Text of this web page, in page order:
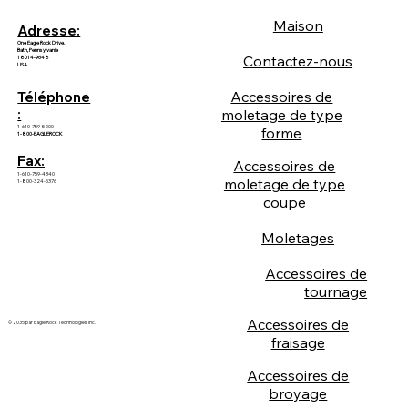
Adresse:
One Eagle Rock Drive.
Bath, Pennsylvanie
18014-9648
USA
Téléphone
:
1-610-759-5200
1-800-EAGLEROCK
Fax:
1-610-759-4340
1-800-324-5376
© 2035 par Eagle Rock Technologies, Inc.
Maison
Contactez-nous
Accessoires de
moletage de type
forme
Accessoires de
moletage de type
coupe
Moletages
Accessoires de
tournage
Accessoires de
fraisage
Accessoires de
broyage